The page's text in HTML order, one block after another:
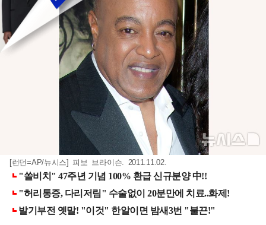
[런던=AP/뉴시스] 피보 브라이슨. 2011.11.02.